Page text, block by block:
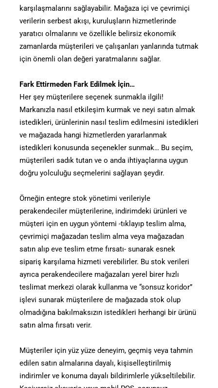
karşılaşmalarını sağlayabilir. Mağaza içi ve çevrimiçi
verilerin serbest akışı, kuruluşların hizmetlerinde
yaratıcı olmalarını ve özellikle belirsiz ekonomik
zamanlarda müşterileri ve çalışanları yanlarında tutmak
için önemli olan değeri yaratmalarını sağlar.
Fark Ettirmeden Fark Edilmek İçin…
Her şey müşterilere seçenek sunmakla ilgili!
Markanızla nasıl etkileşim kurmak ve neyi satın almak
istedikleri, ürünlerinin nasıl teslim edilmesini istedikleri
ve mağazada hangi hizmetlerden yararlanmak
istedikleri konusunda seçenekler sunmak… Bu seçim,
müşterileri sadık tutan ve o anda ihtiyaçlarına uygun
doğru yolculuğu seçmelerini sağlayan şeydir.
Örneğin entegre stok yönetimi verileriyle
perakendeciler müşterilerine, indirimdeki ürünleri ve
müşteri için en uygun yöntemi -tıklayıp teslim alma,
çevrimiçi mağazadan teslim alma veya mağazadan
satın alıp eve teslim etme fırsatı- sunarak esnek
sipariş karşılama hizmeti verebilirler. Bu stok verileri
ayrıca perakendecilere mağazaları yerel birer hızlı
teslimat merkezi olarak kullanma ve “sonsuz koridor”
işlevi sunarak müşterilere de mağazada stok olup
olmadığına bakılmaksızın istedikleri herhangi bir ürünü
satın alma fırsatı verir.
Müşteriler için yüz yüze deneyim, geçmiş veya tahmin
edilen satın almalarına dayalı, kişiselleştirilmiş
indirimler ve konuma dayalı bildirimlerle yükseltilebilir.